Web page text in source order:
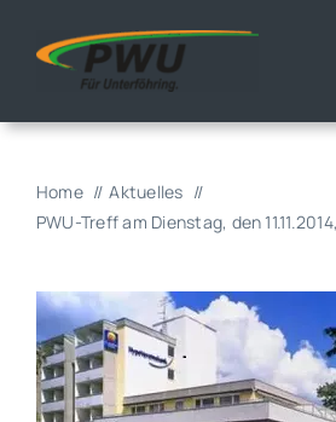
Home
Aktuelles
PWU-Treff am Dienstag, den